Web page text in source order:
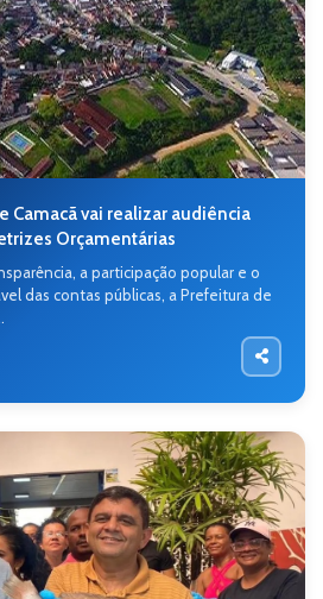
Camacã vai realizar audiência
Orçamentárias
a participação popular e o
das contas públicas, a Prefeitura de